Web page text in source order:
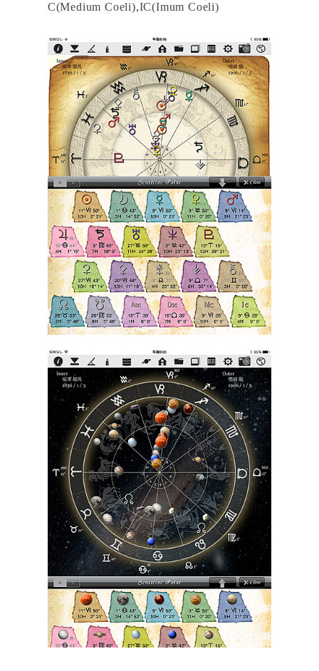
C(Medium Coeli),IC(Imum Coeli)